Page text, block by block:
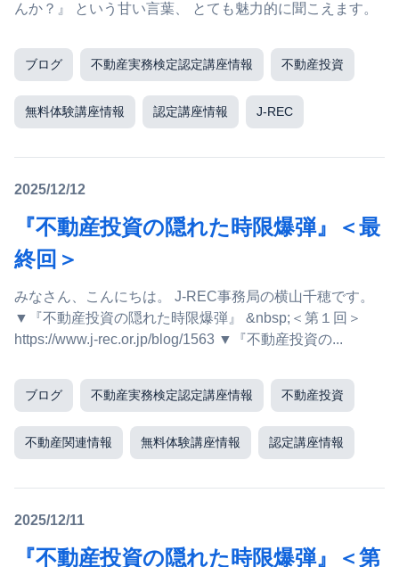
んか？』 という甘い言葉、 とても魅力的に聞こえます。
ブログ 不動産実務検定認定講座情報 不動産投資
無料体験講座情報 認定講座情報 J-REC
2025/12/12
『不動産投資の隠れた時限爆弾』＜最
終回＞
みなさん、こんにちは。 J-REC事務局の横山千穂です。
▼『不動産投資の隠れた時限爆弾』 &nbsp;＜第１回＞
https://www.j-rec.or.jp/blog/1563 ▼『不動産投資の...
ブログ 不動産実務検定認定講座情報 不動産投資
不動産関連情報 無料体験講座情報 認定講座情報
2025/12/11
『不動産投資の隠れた時限爆弾』＜第